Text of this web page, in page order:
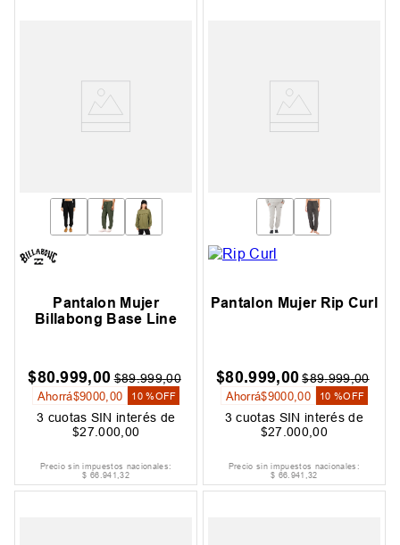
Pantalon Mujer
Billabong Base Line
$80.999,00 $89.999,00
Ahorrá$9000 00 10 %OFF
3 cuotas SIN interés de
$27.000 00
Precio sin impuestos nacionales:
$ 66.941,32
Pantalon Mujer Rip Curl
$80.999,00 $89.999,00
Ahorrá$9000 ,00 10 %OFF
3 cuotas SIN interés de
$27 .000 ,00
Precio sin impuestos nacionales:
$ 66.941,32